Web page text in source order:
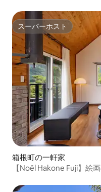
スーパーホスト
スーパーホスト
箱根町の一軒家
【Noël Hakone Fuji】絵